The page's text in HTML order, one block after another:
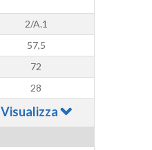
2/A.1
57,5
72
28
Visualizza